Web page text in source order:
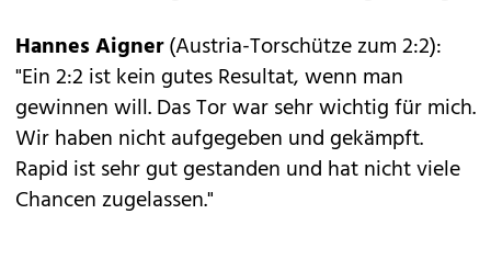
Hannes Aigner(Austria-Torschütze zum 2:2):
"Ein 2:2 ist kein gutes Resultat, wenn man
gewinnen will. Das Tor war sehr wichtig für mich.
Wir haben nicht aufgegeben und gekämpft.
Rapid ist sehr gut gestanden und hat nicht viele
Chancen zugelassen."